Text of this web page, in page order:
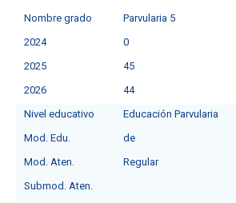
Nombre grado
Parvularia 5
2024
0
2025
45
2026
44
Nivel educativo
Educación Parvularia
Mod. Edu.
de
Mod. Aten.
Regular
Submod. Aten.